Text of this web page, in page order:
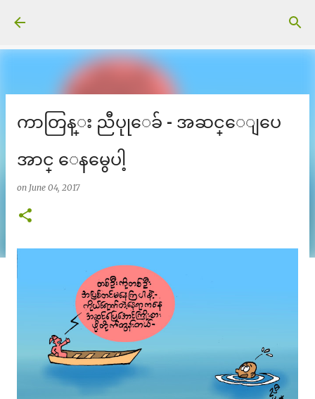
ကာတြန္း ညီပုုေခ် - အဆင္ေျပေ
အာင္ ေနမွေပါ့
on June 04, 2017